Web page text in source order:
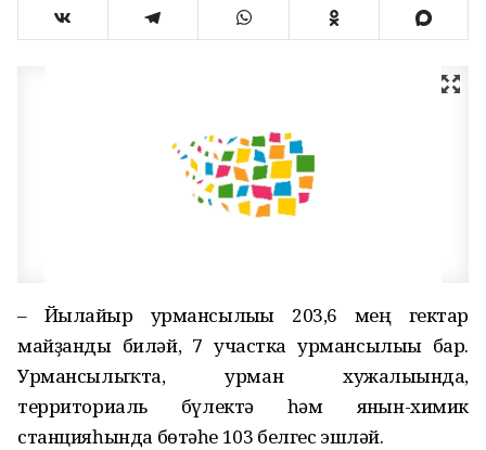
– Йылайыр урмансылығы 203,6 мең гектар
майҙанды биләй, 7 участка урмансылығы бар.
Урмансылыҡта, урман хужалығында,
территориаль бүлектә һәм янғын-химик
станцияһында бөтәһе 103 белгес эшләй.